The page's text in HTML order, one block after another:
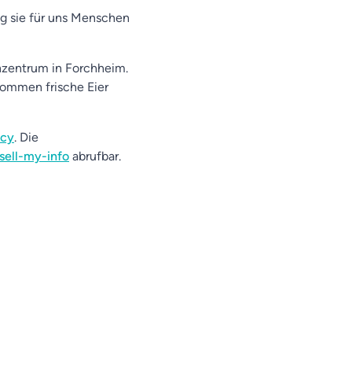
sie für uns Menschen
in Forchheim.
frische Eier
. Die
my-info abrufbar.